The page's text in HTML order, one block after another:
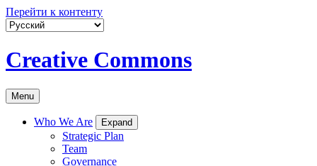
Перейти к контенту
Creative Commons
Menu
Who We Are Expand
Strategic Plan
Team
Governance